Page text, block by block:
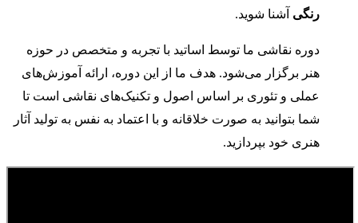
رنگی آشنا شوید.
دوره نقاشی ما توسط اساتید با تجربه و متخصص در حوزه
هنر برگزار می‌شود. هدف ما از این دوره، ارائه آموزش‌های
عملی و تئوری بر اساس اصول و تکنیک‌های نقاشی است تا
شما بتوانید به صورت خلاقانه و با اعتماد به نفس به تولید آثار
هنری خود بپردازید.